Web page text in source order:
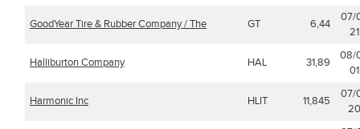
GoodYear Tire & Rubber Company / The GT 6,44
07/
Halliburton Company HAL 31,89
08/
Harmonic Inc HLIT 11,845
07/